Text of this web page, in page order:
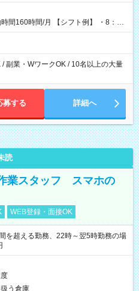
【シフト例】 ・8：00
副業・WワークOK / 10名以上の大量
募する 詳細へ
読
業スタッフ スマホの
WEB登録・面接OK
超える勤務、22時～翌5時勤務の場
う倉庫